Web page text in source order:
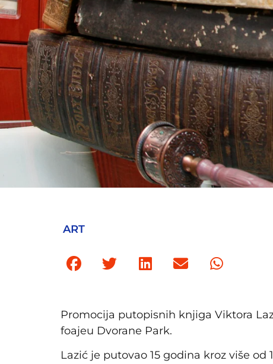
ART
Promocija putopisnih knjiga Viktora
foajeu Dvorane Park.
Lazić je putovao 15 godina kroz više